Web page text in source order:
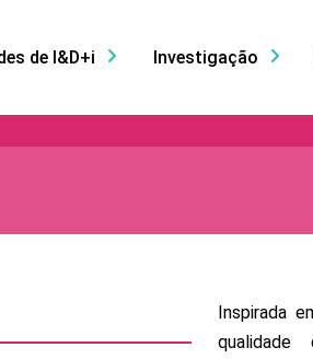
de I&D+i Investigação
Inspirada